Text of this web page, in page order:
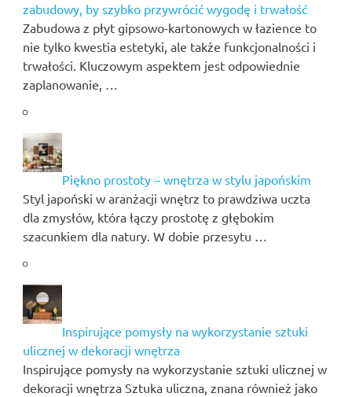
zabudowy, by szybko przywrócić wygodę i trwałość
Zabudowa z płyt gipsowo-kartonowych w łazience to
nie tylko kwestia estetyki, ale także funkcjonalności i
trwałości. Kluczowym aspektem jest odpowiednie
zaplanowanie, …
Piękno prostoty – wnętrza w stylu japońskim
Styl japoński w aranżacji wnętrz to prawdziwa uczta
dla zmysłów, która łączy prostotę z głębokim
szacunkiem dla natury. W dobie przesytu …
Inspirujące pomysły na wykorzystanie sztuki
ulicznej w dekoracji wnętrza
Inspirujące pomysły na wykorzystanie sztuki ulicznej w
dekoracji wnętrza Sztuka uliczna, znana również jako